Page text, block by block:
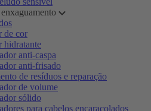
de cor
hidratante
anti-caspa
anti-frisado
de resíduos e reparação
de volume
sólido
para cabelos encaracolados